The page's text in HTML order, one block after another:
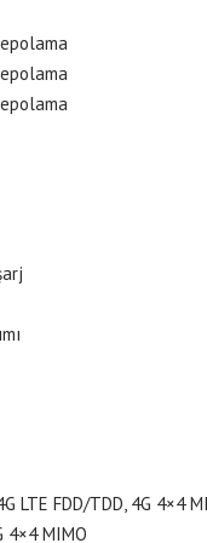
LTE FDD/TDD, 4G 4×4
4×4 MIMO